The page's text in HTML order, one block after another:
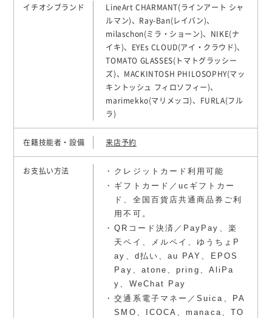
イチオシブランド
LineArt CHARMANT(ラインアート シャ
ルマン)、Ray-Ban(レイバン)、
milaschon(ミラ・ショーン)、NIKE(ナ
イキ)、EYEs CLOUD(アイ・クラウド)、
TOMATO GLASSES(トマトグラッシー
ズ)、MACKINTOSH PHILOSOPHY(マッ
キントッシュ フィロソフィー)、
marimekko(マリメッコ)、FURLA(フル
ラ)
在籍技能者・設備 来店予約
お支払い方法
クレジットカード利用可能
ギフトカード／ucギフトカー
ド、全国百貨店共通商品券ご利
用不可。
QRコード決済／PayPay、楽
天ペイ、メルペイ、ゆうちょP
ay、d払い、au PAY、EPOS
Pay、atone、pring、AliPa
y、WeChat Pay
交通系電子マネー／Suica、PA
SMO、ICOCA、manaca、TO